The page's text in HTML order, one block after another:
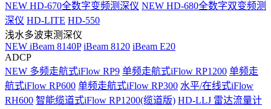
NEW HD-670全数字变频测深仪 NEW HD-680全数字双变频测
深仪 HD-LITE HD-550
浅水多波束测深仪
NEW iBeam 8140P iBeam 8120 iBeam E20
ADCP
NEW 多频走航式iFlow RP9 单频走航式iFlow RP1200 单频走
航式iFlow RP600 单频走航式iFlow RP300 水平/在线式iFlow
RH600 智能缆道式iFlow RP1200(缆道版) HD-LLJ 雷达流量计